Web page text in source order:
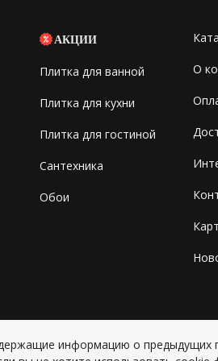
АКЦИИ
Плитка для ванной
Плитка для кухни
Плитка для гостиной
Сантехника
Обои
О
информацию о предыдущих